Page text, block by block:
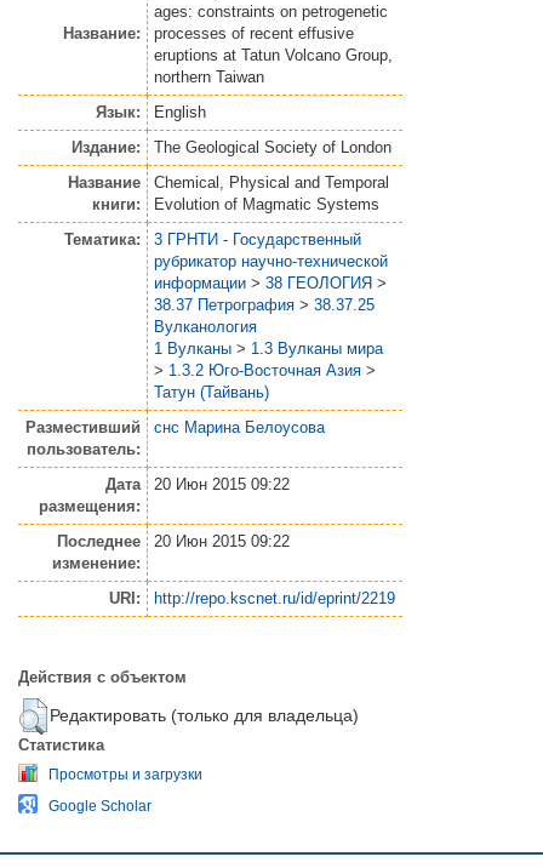
Название:
ages: constraints on petrogenetic
processes of recent effusive
eruptions at Tatun Volcano Group,
northern Taiwan
Язык:
English
Издание:
The Geological Society of London
Название
книги:
Chemical, Physical and Temporal
Evolution of Magmatic Systems
Тематика:
3 ГРНТИ - Государственный
рубрикатор научно-технической
информации > 38 ГЕОЛОГИЯ >
38.37 Петрография > 38.37.25
Вулканология
1 Вулканы > 1.3 Вулканы мира
> 1.3.2 Юго-Восточная Азия >
Татун (Тайвань)
Разместивший
пользователь:
снс Марина Белоусова
Дата
размещения:
20 Июн 2015 09:22
Последнее
изменение:
20 Июн 2015 09:22
URI: http://repo.kscnet.ru/id/eprint/2219
Действия с объектом
Редактировать (только для владельца)
Статистика
Просмотры и загрузки
Google Scholar